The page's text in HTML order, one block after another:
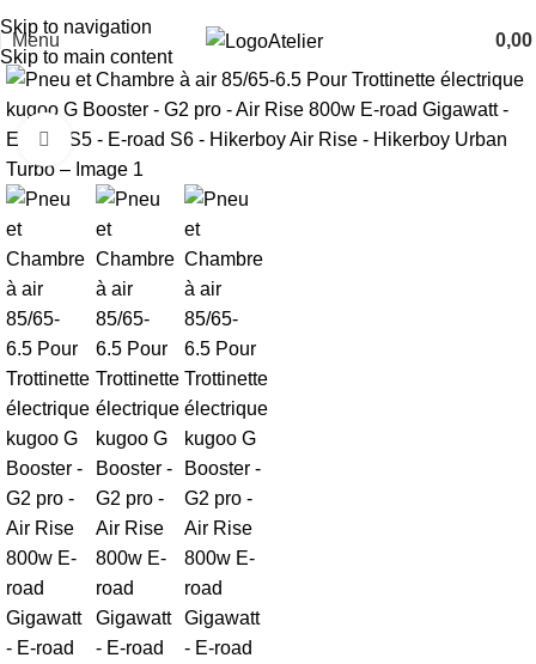
Skip to navigation
Skip to main content
Menu Atelier 0,00
Cliquez pour agrandir